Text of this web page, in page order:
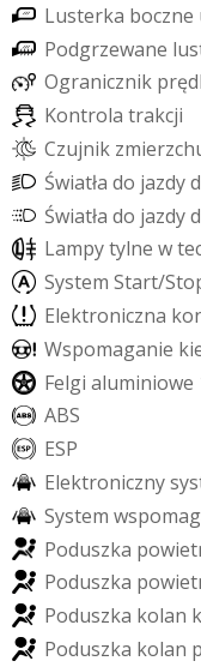
Lusterka boczne
Podgrzewane lus
Ogranicznik pręd
Kontrola trakcji
Czujnik zmierzch
Światła do jazdyd
Światła do jazdyd
Lampytylne wte
System Start/Sto
Elektroniczna ko
Wspomaganie ki
Felgi aluminiowe
ABS
ESP
Elektronicznysys
System wspomag
Poduszka powiet
Poduszka powiet
Poduszka kolan k
Poduszka kolan p